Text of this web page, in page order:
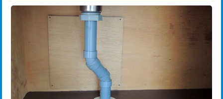
給水管工事※（ライニング鋼管・銅
管・ポリ管・HT管使用/3ｍ超え)
排水管工事（土の掘削・埋め戻し作
11,000円~
排水管工事（排水管工事/3ｍまで） 55,000円
排水管工事（追加 排水管工事/3ｍ超
追加トーラー機使用/3m超え
33,000円
8,800円
止水・漏水調査・防水処理・清掃・修
理・調整・分解・加工など（軽作業）
11,000円